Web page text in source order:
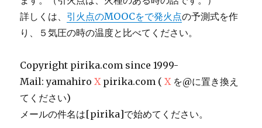
詳しくは、 引火点のMOOCをで発火点の予測式を作
り、５気圧の時の温度と比べてください。
Copyright pirika.com since 1999-
Mail: yamahiro X pirika.com ( X を@に置き換え
てください)
メールの件名は[pirika]で始めてください。